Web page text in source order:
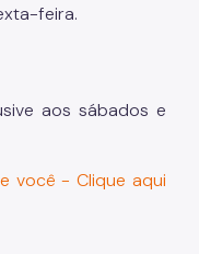
feira.
aos sábados e
você - Clique aqui